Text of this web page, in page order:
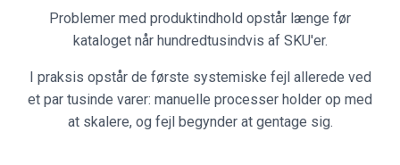
Problemer med produktindhold opstår længe før
kataloget når hundredtusindvis af SKU'er.
I praksis opstår de første systemiske fejl allerede ved
et par tusinde varer: manuelle processer holder op med
at skalere, og fejl begynder at gentage sig.